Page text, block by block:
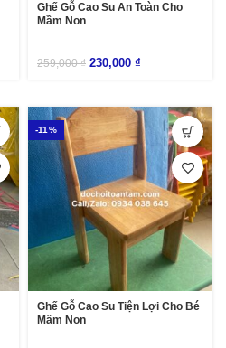
Ghế Gỗ Cao Su An Toàn Cho
Mầm Non
259,000₫ 230,000 ₫
-11%
Ghế Gỗ Cao Su Tiện Lợi Cho Bé
Mầm Non